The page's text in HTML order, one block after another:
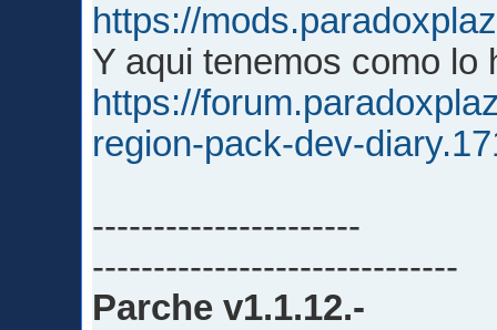
https://
Y aqui tenemos como
https://
region-pack-dev-
----------------------
------------------------------
Parche v1.1.12.-